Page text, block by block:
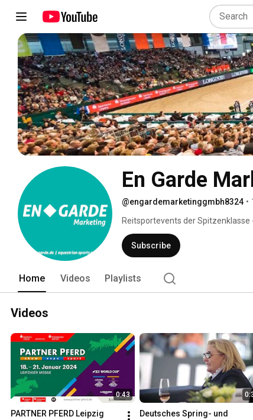
En Garde
@engardemarketinggmbh8324 •
Reitsportevents der Spitzenklasse
auf unseren Turnieren. Werdet
Siegesritt oder Interview der Sieger!
Subscribe
Home Videos Playlists
Videos
0:43
PARTNER PFERD Leipzig
Deutsches Spring- und